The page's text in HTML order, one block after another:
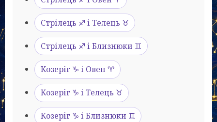
Стрілець ♐ і Телець ♉
Стрілець ♐ і Близнюки ♊
Козеріг ♑ і Овен ♈
Козеріг ♑ і Телець ♉
Козеріг ♑ і Близнюки ♊